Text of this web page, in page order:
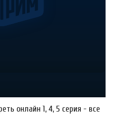
онлайн 1, 4, 5 серия - все